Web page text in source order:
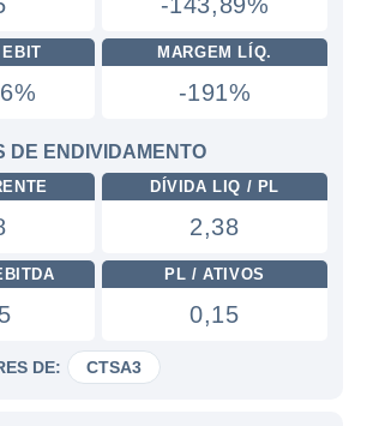
EBIT MARGEM LÍQ.
-191%
DE ENDIVIDAMENTO
DÍVIDA LIQ / PL
2,38
PL / ATIVOS
0,15
DE: CTSA3